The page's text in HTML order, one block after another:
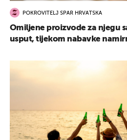
POKROVITELJ SPAR HRVATSKA
Omiljene proizvode za njegu
usput, tijekom nabavke